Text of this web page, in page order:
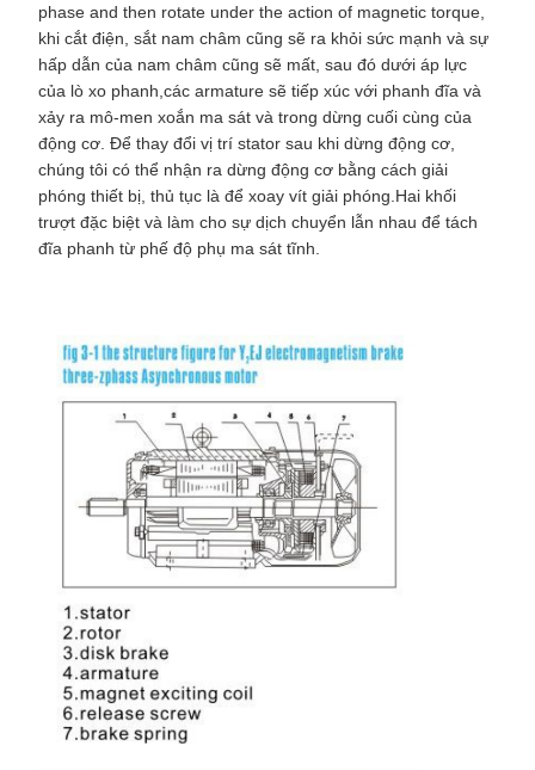
phase and then rotate under the action of magnetic torque,
khi cắt điện, sắt nam châm cũng sẽ ra khỏi sức mạnh và sự
hấp dẫn của nam châm cũng sẽ mất, sau đó dưới áp lực
của lò xo phanh,các armature sẽ tiếp xúc với phanh đĩa và
xảy ra mô-men xoắn ma sát và trong dừng cuối cùng của
động cơ. Để thay đổi vị trí stator sau khi dừng động cơ,
chúng tôi có thể nhận ra dừng động cơ bằng cách giải
phóng thiết bị, thủ tục là để xoay vít giải phóng.Hai khối
trượt đặc biệt và làm cho sự dịch chuyển lẫn nhau để tách
đĩa phanh từ phế độ phụ ma sát tĩnh.